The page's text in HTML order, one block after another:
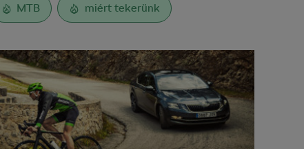
MTB miért tekerünk